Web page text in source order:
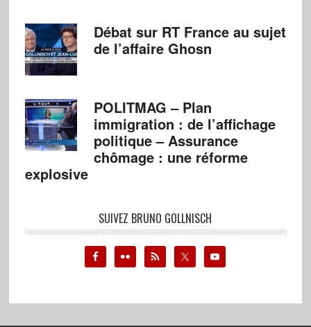
Débat sur RT France au sujet
de l’affaire Ghosn
POLITMAG – Plan
immigration : de l’affichage
politique – Assurance
chômage : une réforme
explosive
SUIVEZ BRUNO GOLLNISCH